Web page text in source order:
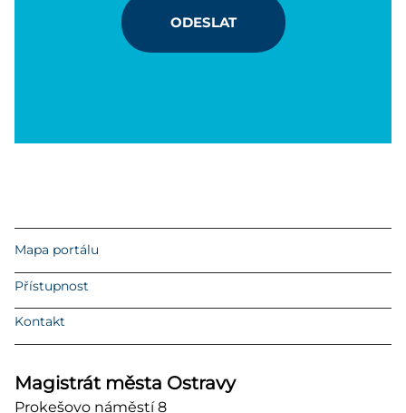
ODESLAT
Mapa portálu
Přístupnost
Kontakt
Magistrát města Ostravy
Prokešovo náměstí 8